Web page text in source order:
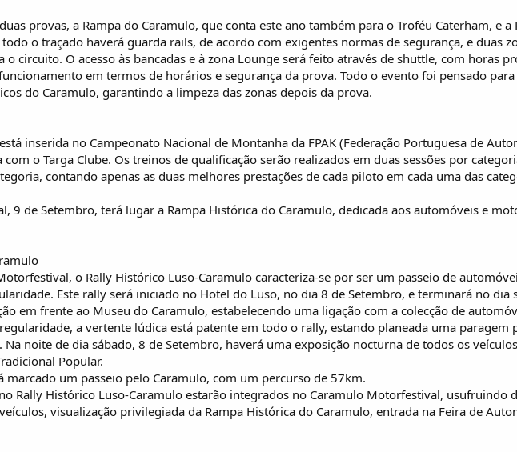
provas, a Rampa do Caramulo, que conta este ano também para o Troféu Caterham, e
o traçado haverá guarda rails, de acordo com exigentes normas de segurança, e duas
circuito. O acesso às bancadas e à zona Lounge será feito através de shuttle, com horas
em termos de horários e segurança da prova. Todo o evento foi pensado
do Caramulo, garantindo a limpeza das zonas depois da prova.
inserida no Campeonato Nacional de Montanha da FPAK (Federação Portuguesa de
o Targa Clube. Os treinos de qualificação serão realizados em duas sessões por
contando apenas as duas melhores prestações de cada piloto em cada uma das
9 de Setembro, terá lugar a Rampa Histórica do Caramulo, dedicada aos automóveis e
o Rally Histórico Luso-Caramulo caracteriza-se por ser um passeio de
Este rally será iniciado no Hotel do Luso, no dia 8 de Setembro, e terminará no dia
em frente ao Museu do Caramulo, estabelecendo uma ligação com a colecção de
a vertente lúdica está patente em todo o rally, estando planeada uma
Na noite de dia sábado, 8 de Setembro, haverá uma exposição nocturna de todos os
Popular.
marcado um passeio pelo Caramulo, com um percurso de 57km.
Rally Histórico Luso-Caramulo estarão integrados no Caramulo Motorfestival, usufruindo
visualização privilegiada da Rampa Histórica do Caramulo, entrada na Feira de